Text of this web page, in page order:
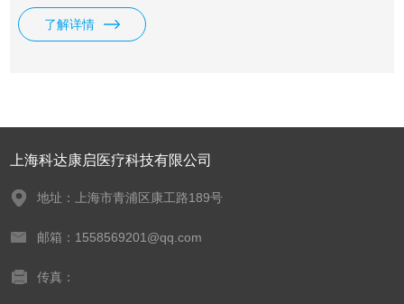
生率大幅降低。此外，IPC设备的最佳工作参数为最大压缩压
力40 mmHg，工作时间12秒，间隔时间24秒。 7. 注意事项
了解详情
上海科达康启医疗科技有限公司
地址：上海市青浦区康工路189号
邮箱：1558569201@qq.com
传真：